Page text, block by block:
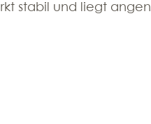
stabil und liegt